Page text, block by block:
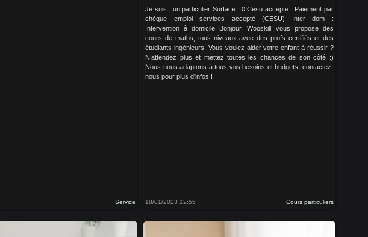
Service
Je suis : un particulier Surface : 0 Cesu accepte : Paiement par
chèque emploi services accepté (CESU) Inter dom :
Intervention à domicile Bonjour, Wooskill vous propose des
cours de maths, tous niveaux avec des profs certifiés et des
étudiants ingénieurs. Vous voulez aider votre enfant à réussir ?
N’attendez plus et mettez toutes les chances de son côté :)
Nous nous adaptons à tous vos besoins et budgets, contactez-
nous pour plus d'infos !
18/01/2023 12:55 Cours particuliers